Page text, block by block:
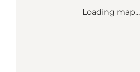
Loading map...